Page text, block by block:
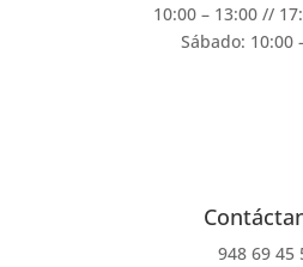
10:00 – 13:00 //
Sábado: 10:00
948 69 45